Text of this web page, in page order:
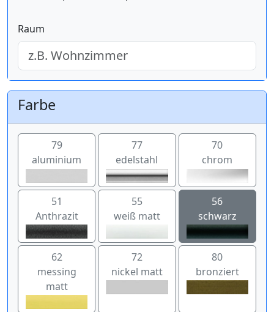
Raum
Farbe
79
aluminium
77
edelstahl
70
chrom
51
Anthrazit
55
weiß matt
56
schwarz
62
messing
matt
72
nickel matt
80
bronziert